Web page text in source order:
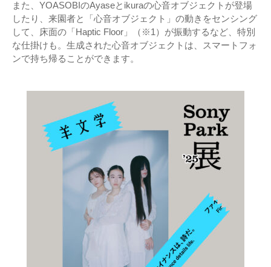
また、YOASOBIのAyaseとikuraの心音オブジェクトが登場
したり、来園者と「心音オブジェクト」の動きをセンシング
して、床面の「Haptic Floor」（※1）が振動するなど、特別
な仕掛けも。生成された心音オブジェクトは、スマートフォ
ンで持ち帰ることができます。